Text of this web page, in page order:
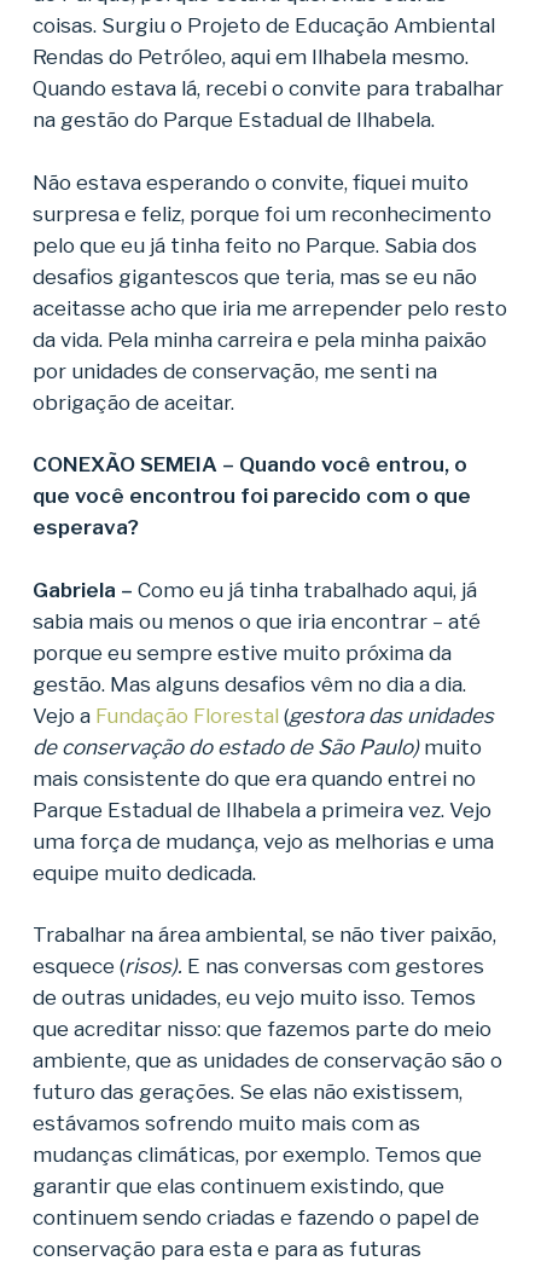
coisas. Surgiu o Projeto de Educação Ambiental
Rendas do Petróleo, aqui em Ilhabela mesmo.
Quando estava lá, recebi o convite para trabalhar
na gestão do Parque Estadual de Ilhabela.
Não estava esperando o convite, fiquei muito
surpresa e feliz, porque foi um reconhecimento
pelo que eu já tinha feito no Parque. Sabia dos
desafios gigantescos que teria, mas se eu não
aceitasse acho que iria me arrepender pelo resto
da vida. Pela minha carreira e pela minha paixão
por unidades de conservação, me senti na
obrigação de aceitar.
CONEXÃO SEMEIA – Quando você entrou, o
que você encontrou foi parecido com o que
esperava?
Gabriela – Como eu já tinha trabalhado aqui, já
sabia mais ou menos o que iria encontrar – até
porque eu sempre estive muito próxima da
gestão. Mas alguns desafios vêm no dia a dia.
Vejo a Fundação Florestal (gestora das unidades
de conservação do estado de São Paulo)muito
mais consistente do que era quando entrei no
Parque Estadual de Ilhabela a primeira vez. Vejo
uma força de mudança, vejo as melhorias e uma
equipe muito dedicada.
Trabalhar na área ambiental, se não tiver paixão,
esquece (risos). E nas conversas com gestores
de outras unidades, eu vejo muito isso. Temos
que acreditar nisso: que fazemos parte do meio
ambiente, que as unidades de conservação são o
futuro das gerações. Se elas não existissem,
estávamos sofrendo muito mais com as
mudanças climáticas, por exemplo. Temos que
garantir que elas continuem existindo, que
continuem sendo criadas e fazendo o papel de
conservação para esta e para as futuras